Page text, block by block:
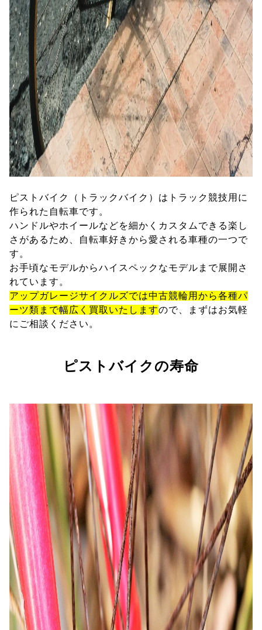
ピストバイク（トラックバイク）はトラック競技用に
作られた自転車です。
ハンドルやホイールなどを細かくカスタムできる楽し
さがあるため、自転車好きから愛される車種の一つで
す。
お手頃なモデルからハイスペックなモデルまで展開さ
れています。
アップガレージサイクルズでは中古競輪用から各種パ
ーツ類まで幅広く買取いたしますので、まずはお気軽
にご相談ください。
ピストバイクの寿命